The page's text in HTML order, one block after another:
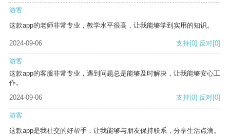
游客
这款app的老师非常专业，教学水平很高，让我能够学到实用的知识。
2024-09-06 支持[0] 反对[0]
游客
这款app的客服非常专业，遇到问题总是能够及时解决，让我能够安心工
作。
2024-09-06
支持[0] 反对[0]
游客
这款app是我社交的好帮手，让我能够与朋友保持联系，分享生活点滴。